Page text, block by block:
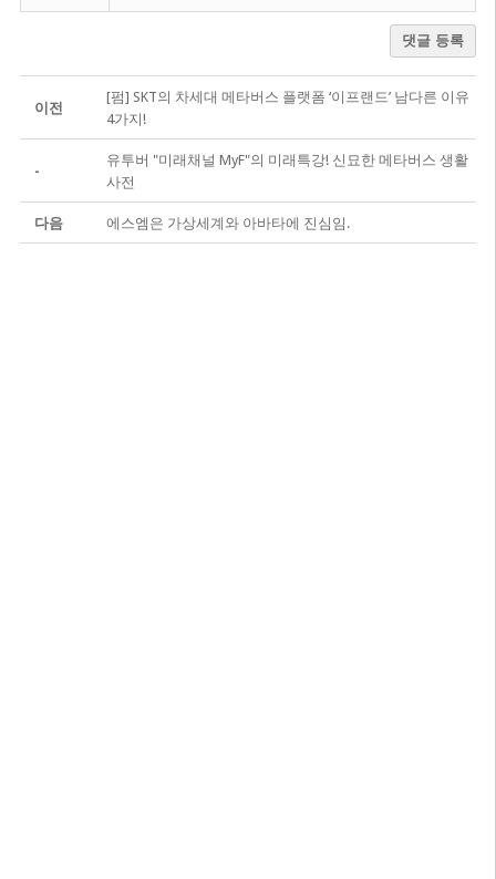
댓글 등록
이전
[펌] SKT의 차세대 메타버스 플랫폼 ‘이프랜드’ 남다른 이유
4가지!
-
유투버 "미래채널 MyF"의 미래특강! 신묘한 메타버스 생활
사전
다음 에스엠은 가상세계와 아바타에 진심임.